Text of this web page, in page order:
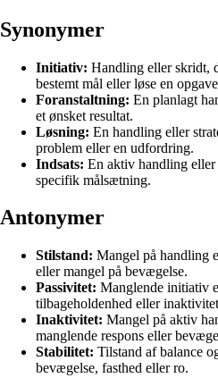
Synonymer
Initiativ: Handling eller skridt,
bestemt mål eller løse en
Foranstaltning: En planlagt
et ønsket resultat.
Løsning: En handling eller
problem eller en udfordring.
Indsats: En aktiv handling eller
specifik målsætning.
Antonymer
Stilstand: Mangel på handling
eller mangel på bevægelse.
Passivitet: Manglende initiativ
tilbageholdenhed eller
Inaktivitet: Mangel på aktiv
manglende respons eller
Stabilitet: Tilstand af balance
bevægelse, fasthed eller ro.